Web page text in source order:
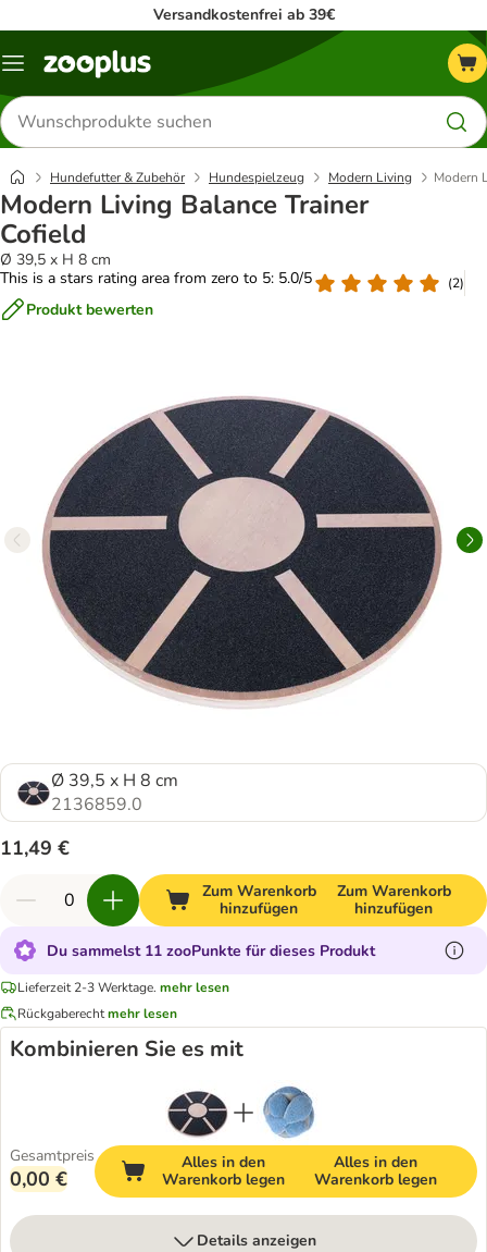
Versandkostenfrei ab 39€
Menü
Produkte
suchen
Hundefutter & Zubehör Hundespielzeug Modern Living Modern
Modern Living Balance Trainer
Cofield
Ø 39,5 x H 8 cm
This is a stars rating area from zero to 5: 5.0/5
(2)
Produkt bewerten
Ø 39,5 x H 8 cm
2136859.0
11,49 €
Zum Warenkorb
hinzufügen
Zum Warenkorb
hinzufügen
Du sammelst 11 zooPunkte für dieses Produkt
Lieferzeit 2-3 Werktage. mehr lesen
Rückgaberechtmehr lesen
Kombinieren Sie es mit
Gesamtpreis
0,00 €
Alles in den
Warenkorb legen
Alles in den
Warenkorb legen
Details anzeigen